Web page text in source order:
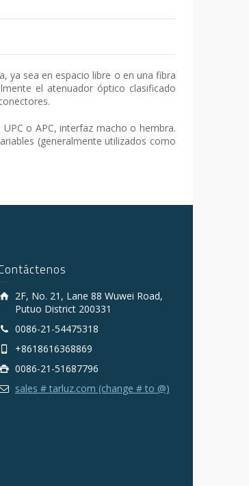
ya sea en espacio libre o en una fibra
el atenuador óptico clasificado
o APC, interfaz macho o hembra.
(generalmente utilizados como
2F, No. 21, Lane 88 Wuwei Road,
Putuo District 200331
0086-21-54475318
+8618616368869
0086-21-51687796
sales # tarluz.com (change # to @)